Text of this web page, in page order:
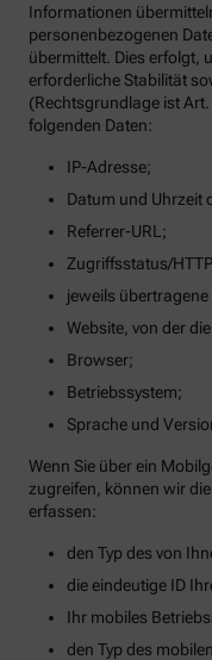
Informationen
personenbezogenen
übermittelt. Dies erfolgt,
erforderliche Stabilität
(Rechtsgrundlage ist
folgenden Daten:
IP-Adresse;
Datum und Uhrzeit
Referrer-URL;
Zugriffsstatus/
jeweils
Website, von der
Browser;
Betriebssystem;
Sprache und
Wenn Sie über ein
zugreifen, können wir
erfassen:
den Typ des von
die eindeutige ID
Ihr mobiles
den Typ des